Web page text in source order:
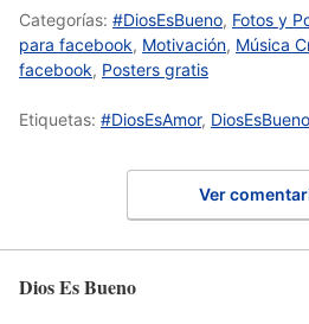
Categorías: #DiosEsBueno, Fotos y
para facebook, Motivación, Música
facebook, Posters gratis
Etiquetas: #DiosEsAmor, DiosEsBueno
Ver
Dios Es Bueno